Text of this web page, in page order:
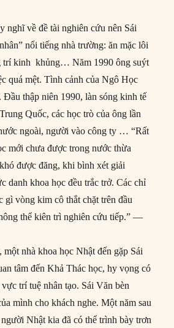
nghĩ về đề tài nghiên cứu nên Sái
nổi tiếng nhà trường: ăn mặc lôi
trí kinh khủng… Năm 1990 ông suýt
quá mệt. Tình cảnh của Ngô Học
thập niên 1990, làn sóng kinh tế
Quốc, các học trò của ông lần
ngoài, người vào công ty … “Rất
mới chưa được trong nước thừa
được đăng, khi bình xét giải
danh khoa học đều trắc trở. Các chỉ
gì vòng kim cô thắt chặt trên đầu
thể kiên trì nghiên cứu tiếp.” ––
nhà khoa học Nhật đến gặp Sái
tâm đến Khả Thác học, hy vọng có
trí tuệ nhân tạo. Sái Văn bèn
mình cho khách nghe. Một năm sau
Nhật kia đã có thể trình bày trơn